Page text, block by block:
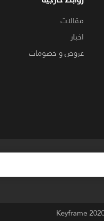
مقالات
اخبار
عروض و خصومات
Keyframe